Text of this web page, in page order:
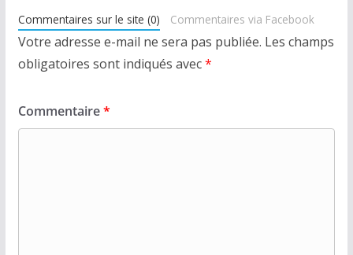
Commentaires sur le site (0) Commentaires via Facebook
Votre adresse e-mail ne sera pas publiée. Les champs
obligatoires sont indiqués avec*
Commentaire*